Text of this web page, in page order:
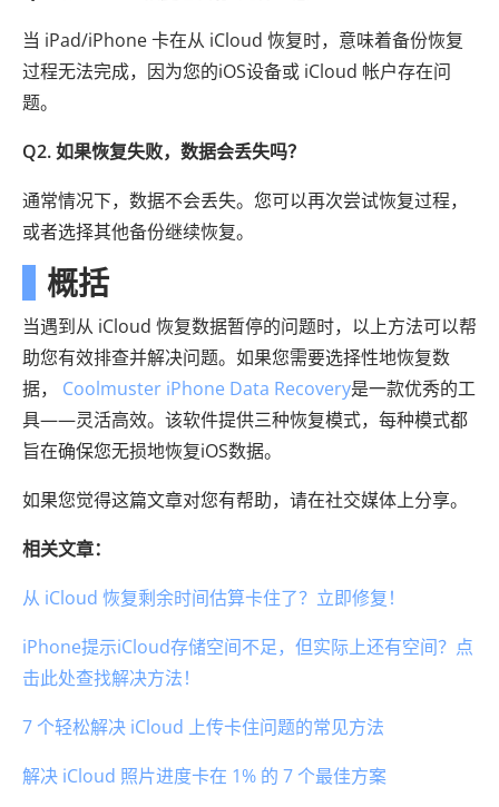
当 iPad/iPhone 卡在从 iCloud 恢复时，意味着备份恢复
过程无法完成，因为您的iOS设备或 iCloud 帐户存在问
题。
Q2. 如果恢复失败，数据会丢失吗？
通常情况下，数据不会丢失。您可以再次尝试恢复过程，
或者选择其他备份继续恢复。
概括
当遇到从 iCloud 恢复数据暂停的问题时，以上方法可以帮
助您有效排查并解决问题。如果您需要选择性地恢复数
据， Coolmuster iPhone Data Recovery是一款优秀的工
具——灵活高效。该软件提供三种恢复模式，每种模式都
旨在确保您无损地恢复iOS数据。
如果您觉得这篇文章对您有帮助，请在社交媒体上分享。
相关文章：
从 iCloud 恢复剩余时间估算卡住了？立即修复！
iPhone提示iCloud存储空间不足，但实际上还有空间？点
击此处查找解决方法！
7 个轻松解决 iCloud 上传卡住问题的常见方法
解决 iCloud 照片进度卡在 1% 的 7 个最佳方案